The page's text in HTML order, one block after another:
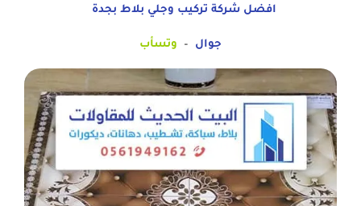
افضل شركة تركيب وجلي بلاط بجدة
جوال – وتسأب